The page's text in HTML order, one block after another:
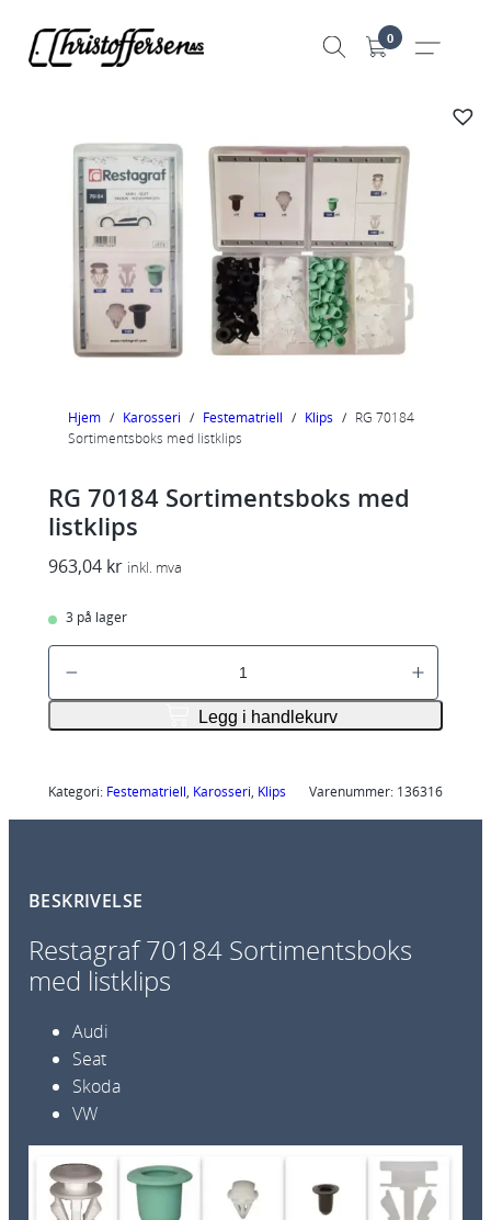
0
Hjem / Karosseri / Festematriell / Klips / RG 70184
Sortimentsboks med listklips
RG 70184 Sortimentsboks med
listklips
963,04 kr inkl. mva
3 på lager
R
8
4
r
i
m
n
t
s
b
o
k
s
Legg i handlekurv
Kategori: Festematriell, Karosseri, Klips Varenummer: 136316
BESKRIVELSE
Restagraf 70184 Sortimentsboks
med listklips
Audi
Seat
Skoda
VW